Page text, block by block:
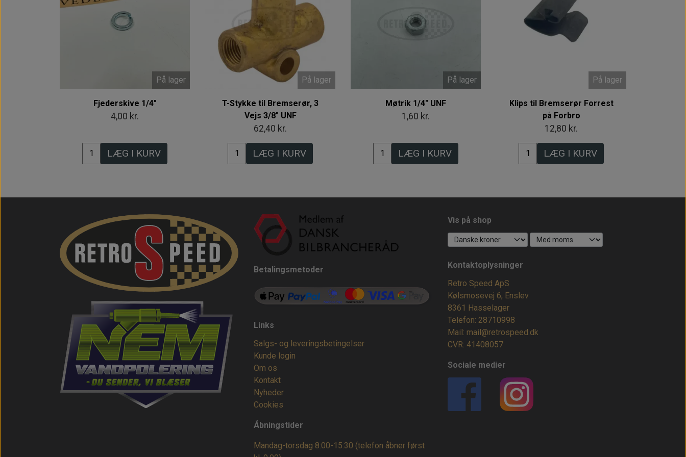
På lager
Fjederskive 1/4"
4,00 kr.
LÆG I KURV
På lager
T-Stykke til Bremserør, 3
Vejs 3/8" UNF
62,40 kr.
LÆG I KURV
På lager
Møtrik 1/4" UNF
1,60 kr.
LÆG I KURV
På lager
Klips til Bremserør Forrest
på Forbro
12,80 kr.
LÆG I KURV
Betalingsmetoder
Links
Salgs- og leveringsbetingelser
Kunde login
Om os
Kontakt
Nyheder
Cookies
Åbningstider
Mandag-torsdag 8:00-15:30 (telefon åbner først
Vis på shop
Kontaktoplysninger
Retro Speed ApS
Kølsmosevej 6, Enslev
8361 Hasselager
Telefon: 28710998
Mail: mail@retrospeed.dk
CVR: 41408057
Sociale medier